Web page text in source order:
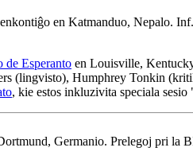
en Katmanduo, Nepalo.
de Esperanto en Louisville,
(lingvisto), Humphrey Tonkin
, kie estos inkluzivita speciala
Germanio. Prelegoj pri